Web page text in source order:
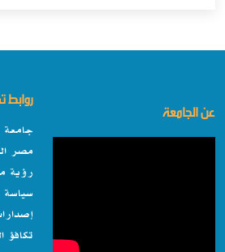
عن الجامعة
جامعة
مصر
رؤية
سياسة
تكافؤ